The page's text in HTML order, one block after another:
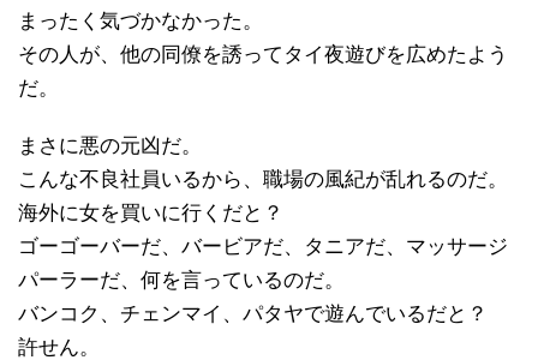
まったく気づかなかった。
その人が、他の同僚を誘ってタイ夜遊びを広めたよう
だ。
まさに悪の元凶だ。
こんな不良社員いるから、職場の風紀が乱れるのだ。
海外に女を買いに行くだと？
ゴーゴーバーだ、バービアだ、タニアだ、マッサージ
パーラーだ、何を言っているのだ。
バンコク、チェンマイ、パタヤで遊んでいるだと？
許せん。